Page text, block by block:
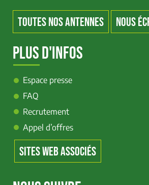
TOUTES NOS ANTENNES NOUS
PLUS D'INFOS
Espace presse
FAQ
Recrutement
Appel d’offres
SITES WEB ASSOCIÉS